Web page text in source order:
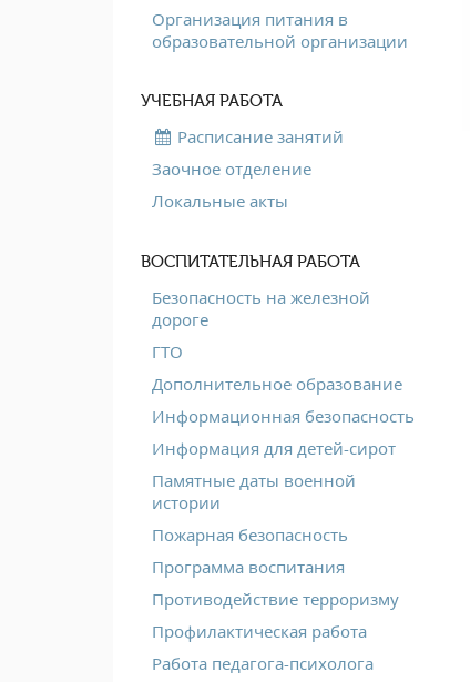
Организация питания в
образовательной организации
УЧЕБНАЯ РАБОТА
Расписание занятий
Заочное отделение
Локальные акты
ВОСПИТАТЕЛЬНАЯ РАБОТА
Безопасность на железной
дороге
ГТО
Дополнительное образование
Информационная безопасность
Информация для детей-сирот
Памятные даты военной
истории
Пожарная безопасность
Программа воспитания
Противодействие терроризму
Профилактическая работа
Работа педагога-психолога